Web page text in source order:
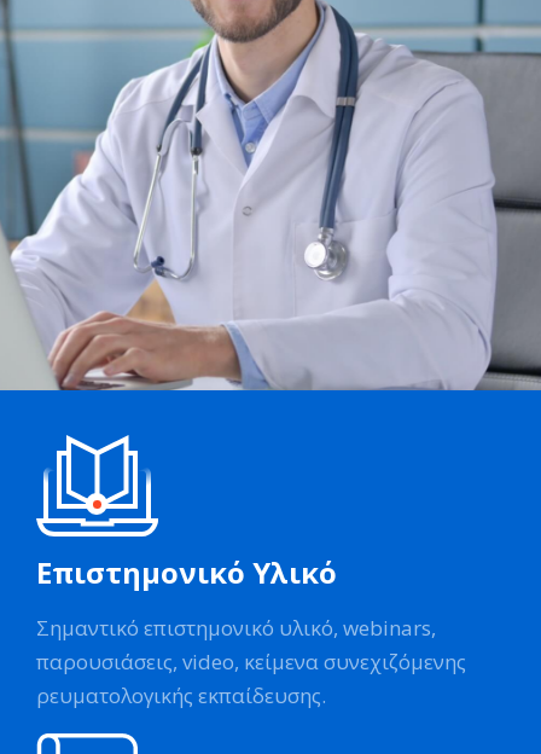
Επιστημονικό Υλικό
Σημαντικό επιστημονικό υλικό, webinars,
παρουσιάσεις, video, κείμενα συνεχιζόμενης
ρευματολογικής εκπαίδευσης.